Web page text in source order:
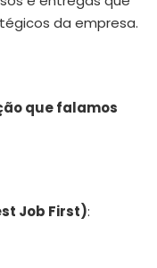
da empresa.
que falamos
Job First):